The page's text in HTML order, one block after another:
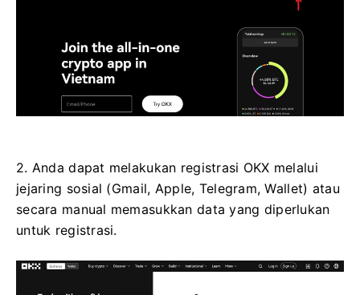
2. Anda dapat melakukan registrasi OKX melalui
jejaring sosial (Gmail, Apple, Telegram, Wallet) atau
secara manual memasukkan data yang diperlukan
untuk registrasi.